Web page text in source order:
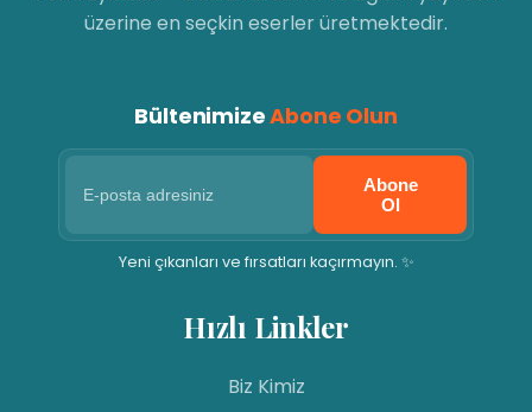
üzerine en seçkin eserler üretmektedir.
BültenimizeAbone Olun
Abone
Ol
Yeni çıkanları ve fırsatları kaçırmayın. ✨
Hızlı Linkler
Biz Kimiz